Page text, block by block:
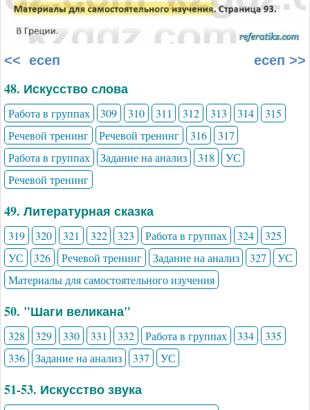
<< есеп есеп >>
48. Искусство слова
Работа в группах 309 310 311 312 313 314
315
Речевой тренинг
Речевой тренинг 316
317
Работа в группах
Задание на анализ 318
УС
Речевой тренинг
49. Литературная сказка
319 320 321 322 323 Работа в группах 324
325
УС
326 Речевой тренинг Задание на анализ 327
УС
Материалы для самостоятельного изучения
50. "Шаги великана"
328 329 330 331 332 Работа в группах 334
335
336
Задание на анализ 337 УС
51-53. Искусство звука